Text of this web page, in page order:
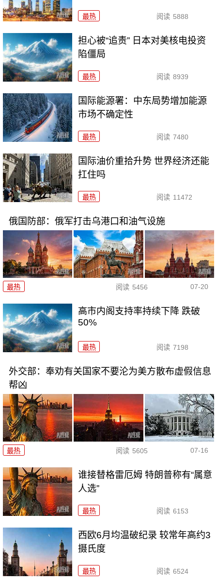
最热 阅读 5888
担心被“追责” 日本对美核电投资
陷僵局
最热 阅读 8939
国际能源署：中东局势增加能源
市场不确定性
最热 阅读 7480
国际油价重拾升势 世界经济还能
扛住吗
最热 阅读 11472
俄国防部：俄军打击乌港口和油气设施
最热 阅读 5456 07-20
高市内阁支持率持续下降 跌破
50%
最热 阅读 7198
外交部：奉劝有关国家不要沦为美方散布虚假信息
帮凶
最热 阅读 5605 07-16
谁接替格雷厄姆 特朗普称有“属意
人选”
最热 阅读 6153
西欧6月均温破纪录 较常年高约3
摄氏度
最热 阅读 6524